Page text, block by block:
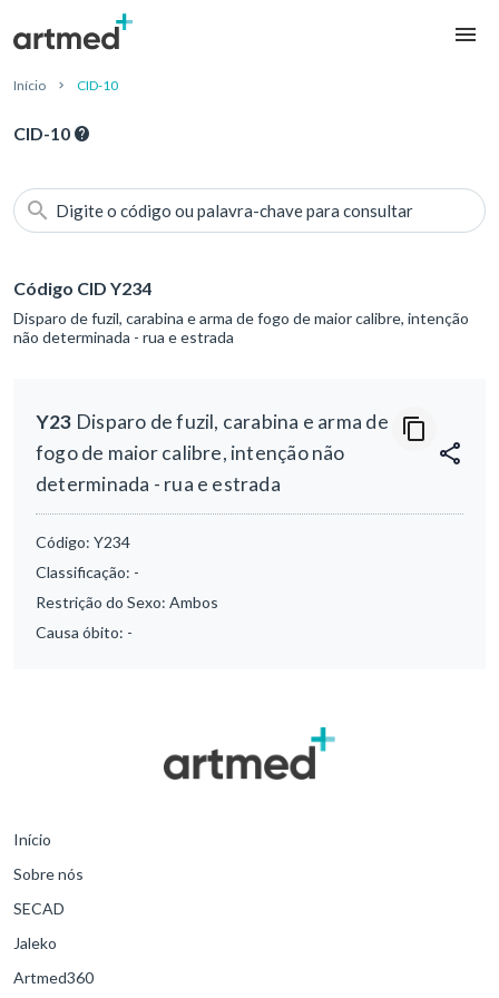
Início CID-10
CID-10
Digite o código ou palavra-chave para consultar
Código CID Y234
Disparo de fuzil, carabina e arma de fogo de maior calibre, intenção
não determinada - rua e estrada
Y23 Disparo de fuzil, carabina e arma de
fogo de maior calibre, intenção não
determinada - rua e estrada
Código: Y234
Classificação: -
Restrição do Sexo: Ambos
Causa óbito: -
Início
Sobre nós
SECAD
Jaleko
Artmed360